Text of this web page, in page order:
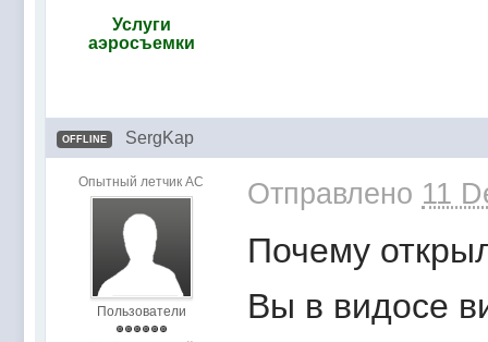
Услуги
аэросъемки
OFFLINE SergKap
Опытный летчик АС
Пользователи
Отправлено 11
Почему
Вы в видосе